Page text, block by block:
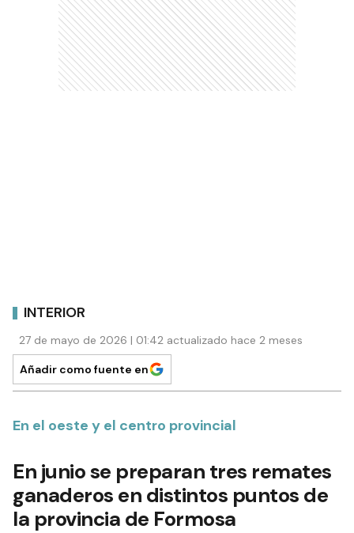
INTERIOR
27 de mayo de 2026 | 01:42 actualizado hace 2 meses
Añadir como fuente en
En el oeste y el centro provincial
En junio se preparan tres remates
ganaderos en distintos puntos de
la provincia de Formosa